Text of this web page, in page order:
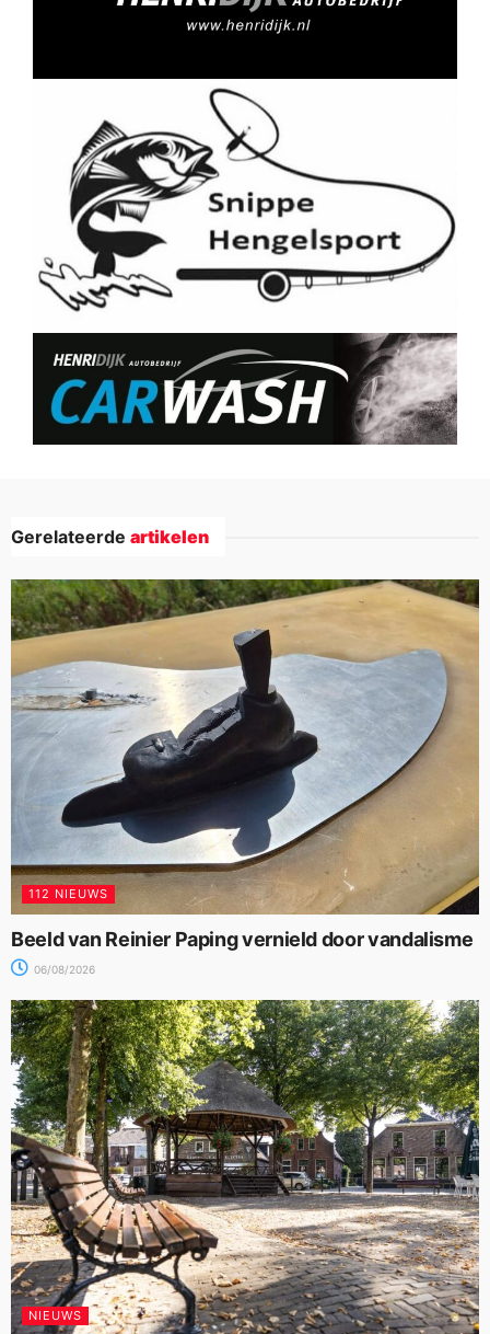
Gerelateerde artikelen
112 NIEUWS
Beeld van Reinier Paping vernield door vandalisme
06/08/2026
NIEUWS